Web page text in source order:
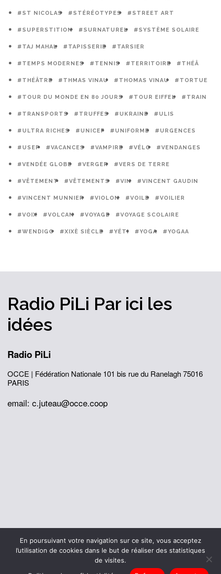
#ST NICOLAS #STÉRÉOTYPES #STREET ART
#SUPERSTITION #SURNATUREL #SYSTÈME SOLAIRE
#TAJ MAHAL #TAPISSERIE #TARSIER
#TEMPS MODERNES #TENNIS #TERRITOIRE #THÉÂ
#THÉÂTRE #THMAS VINAU #THOMAS VINAU #TORTUE
#TOUR DU MONDE EN 80 JOURS #TOUR EIFFEL #TRAIN
#TRANSPORTS #TRUFFES #UKRAINE #ULIS
#ULTRA RICHES #UNICEF #UNIFORME #URGENCES
#USEP #VACANCES #VAMPIRE #VÉLO #VENDANGES
#VENDÉE GLOBE #VERGER #VERS DE TERRE
#VÊTEMENT #VÊTEMENTS #VIN #VINCENT GAUDIN
#VINCENT MUNNIER #VIOLON #VOILE #VOILIER
#VOIX #VOLCAN #VOYAGE #VOYAGE SCOLAIRE
#WENDIGO #XIXÈ SIÈCLE #YÉTI #YOGA #YOGAA
Radio PiLi Par ici les
idées
Radio PiLi
OCCE | Fédération Nationale 101 bis rue du Ranelagh75016
PARIS
email: c.juteau@occe.coop
© 2026 Office Central de la Coopération à l'École
Mentions légales
Politique de confidentialité
L’histoire de I’OCCE
En poursuivant votre navigation sur ce site, vous acceptez
l’utilisation de cookies dans le but de réaliser des statistiques
de visites.